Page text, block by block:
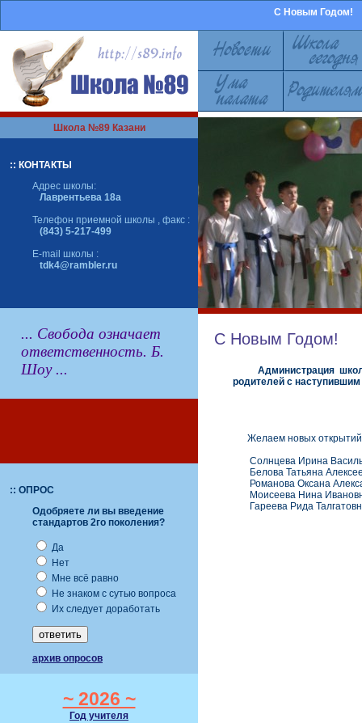
С Новым Годом!
Школа №89 Казани
:: КОНТАКТЫ
Адрес школы:
Лаврентьева 18а
Телефон приемной школы , факс :
(843) 5-217-499
E-mail школы :
tdk4@rambler.ru
... Свобода означает
ответственность. Б.
Шоу ...
:: ОПРОС
Одобряете ли вы введение
стандартов 2го поколения?
Да
Нет
Мне всё равно
Не знаком с сутью вопроса
Их следует доработать
архив опросов
~ 2026 ~
Год учителя
С Новым Годом!
Администрация
родителей с
Желаем новых открытий,
Солнцева Ирина
Белова Татьяна
Романова Оксана
Моисеева Нина
Гареева Рида